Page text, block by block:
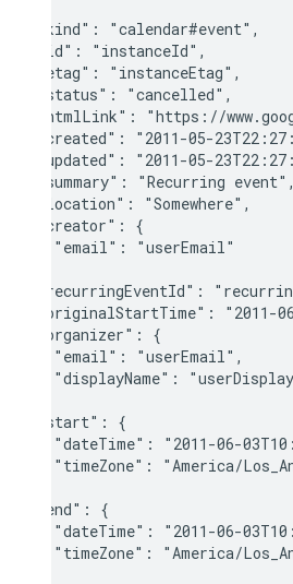
  "kind": "calendar#event",
  "id": "instanceId",
  "etag": "instanceEtag",
  "status": "cancelled",
"htmlLink": "https://
"created": "2011-05-
"updated": "2011-05-
  "summary": "Recurring event",
  "location": "Somewhere",
  "creator": {
    "email": "userEmail"
"recurringEventId":
"originalStartTime": "2011-
  "organizer": {
    "email": "userEmail",
"displayName":
  "start": {
"dateTime": "2011-06-
"timeZone": "America/
  "end": {
"dateTime": "2011-06-
"timeZone": "America/